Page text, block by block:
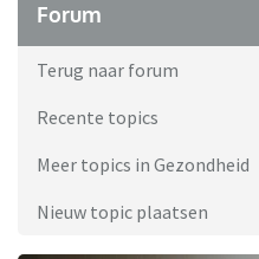
Forum
Terug naar forum
Recente topics
Meer topics in Gezondheid
Nieuw topic plaatsen